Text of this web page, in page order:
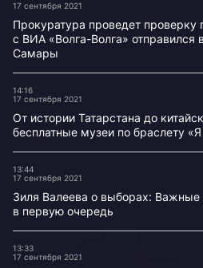
17 сентября 2021
Прокуратура проведет проверку
с ВИА «Волга-Волга» отправился
Самары
14:16
17 сентября 2021
От истории Татарстана до
бесплатные музеи по браслету
13:44
17 сентября 2021
Зиля Валеева о выборах: Важные
в первую очередь
13:33
17 сентября 2021